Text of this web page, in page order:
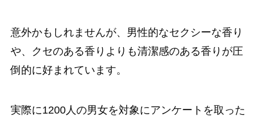
意外かもしれませんが、男性的なセクシーな香り
や、クセのある香りよりも清潔感のある香りが圧
倒的に好まれています。
実際に1200人の男女を対象にアンケートを取った